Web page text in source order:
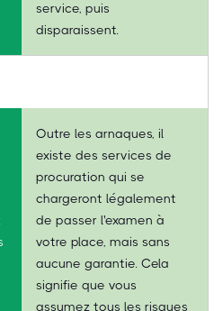
service, puis
disparaissent.
Outre les arnaques, il
existe des services de
procuration qui se
chargeront légalement
de passer l'examen à
votre place, mais sans
aucune garantie. Cela
signifie que vous
assumez tous les risques